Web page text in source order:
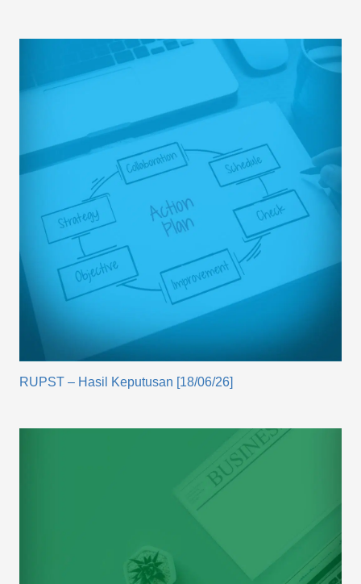
RUPST – Hasil Keputusan [18/06/26]